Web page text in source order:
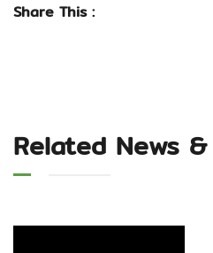
Share This :
Related News